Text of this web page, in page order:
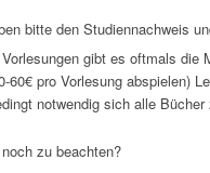
bitte den Studiennachweis
gibt es oftmals
60€ pro Vorlesung abspielen)
notwendig sich alle Bücher
zu beachten?